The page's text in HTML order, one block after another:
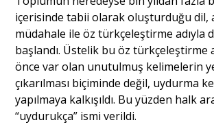
içerisinde tabii olarak oluşturduğu dil,
müdahale ile öz türkçeleştirme adıyla
başlandı. Üstelik bu öz türkçeleştirme
önce var olan unutulmuş kelimelerin
çıkarılması biçiminde değil, uydurma
yapılmaya kalkışıldı. Bu yüzden halk
“uydurukça” ismi verildi.